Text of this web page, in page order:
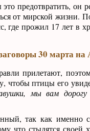
предотвратить, он
от мирской жизни.
где прожил 17 лет в
30 марта на
прилетают,
чтобы птицы его
мы вам дорогу
так как именно
что стыдятся своей